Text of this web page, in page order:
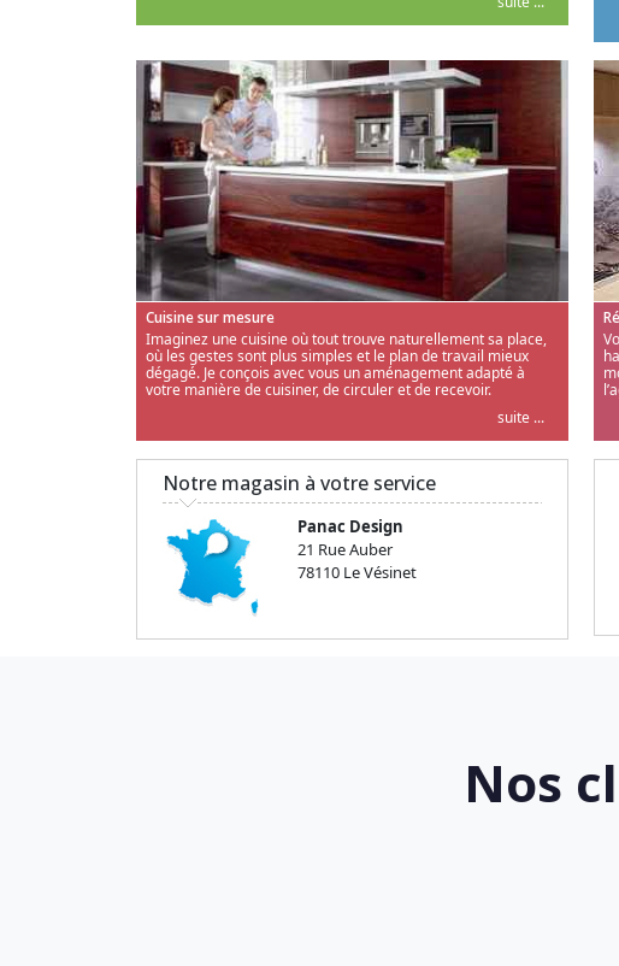
Cuisine sur mesure
Imaginez une cuisine où tout trouve naturellement sa place,
où les gestes sont plus simples et le plan de travail mieux
dégagé. Je conçois avec vous un aménagement adapté à
votre manière de cuisiner, de circuler et de recevoir.
suite ...
Notre magasin à votre service
Panac Design
21 Rue Auber
78110 Le Vésinet
Nos